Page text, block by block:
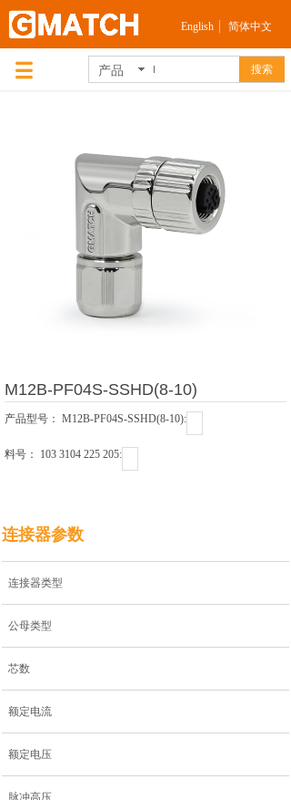
English 简体中文
产品 搜索
M12B-PF04S-SSHD(8-10)
产品型号： M12B-PF04S-SSHD(8-10)ㅤㅤㅤㅤㅤㅤㅤㅤㅤㅤㅤㅤ:
料号： 103 3104 225 205ㅤㅤㅤㅤㅤㅤㅤㅤㅤㅤ:
连接器参数
连接器类型
公母类型
芯数
额定电流
额定电压
脉冲高压